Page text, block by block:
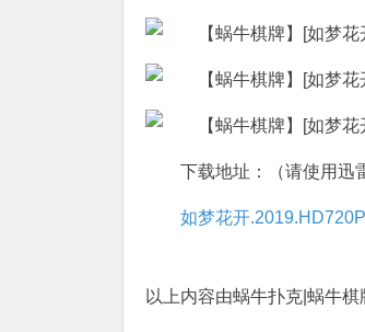
下载地址：（请使用迅
如梦花开
以上内容由蜗牛扑克|蜗牛